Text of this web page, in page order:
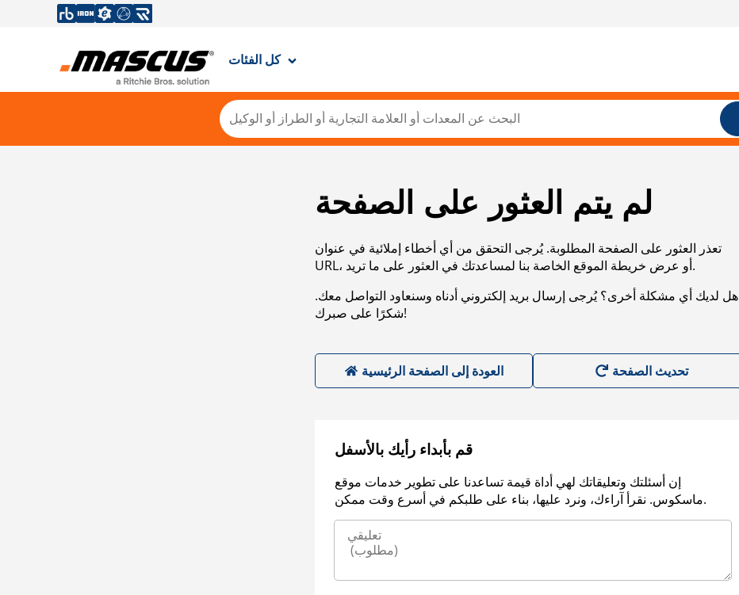
كل الفئات
لم يتم العثور على الصفحة
تعذر العثور على الصفحة المطلوبة. يُرجى التحقق من أي أخطاء إملائية في عنوان
URL، أو عرض خريطة الموقع الخاصة بنا لمساعدتك في العثور على ما تريد.
هل لديك أي مشكلة أخرى؟ يُرجى إرسال بريد إلكتروني أدناه وسنعاود التواصل معك.
شكرًا على صبرك!
العودة إلى الصفحة الرئيسية
قم بأبداء رأيك بالأسفل
إن أسئلتك وتعليقاتك لهي أداة قيمة تساعدنا على تطوير خدمات موقع
ماسكوس. نقرأ آراءك، ونرد عليها، بناء على طلبكم في أسرع وقت ممكن.